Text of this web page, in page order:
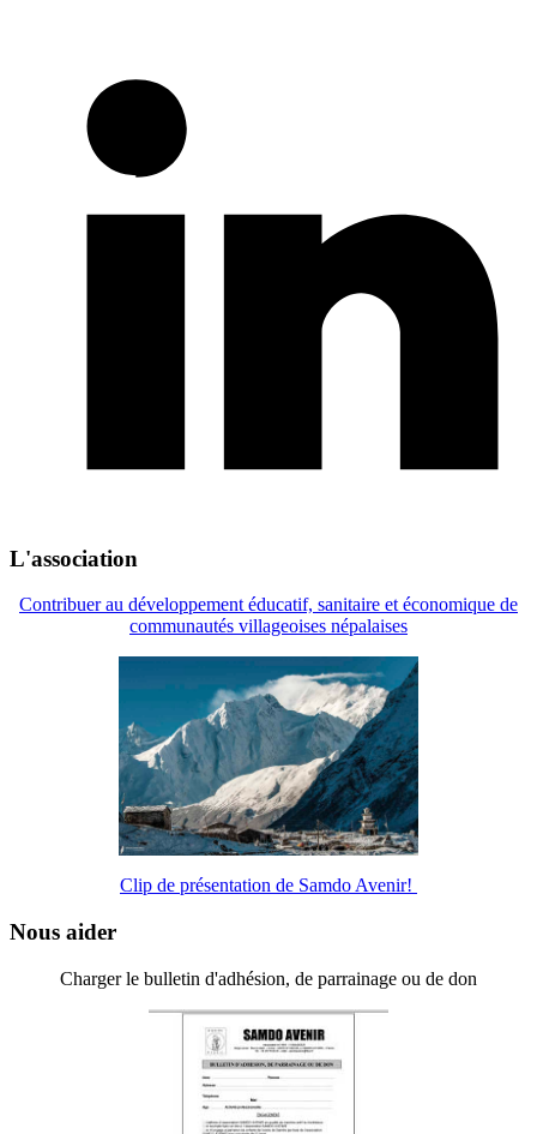
L'association
Contribuer au développement éducatif, sanitaire et économique de
communautés villageoises népalaises
Clip de présentation de Samdo Avenir!
Nous aider
Charger le bulletin d'adhésion, de parrainage ou de don